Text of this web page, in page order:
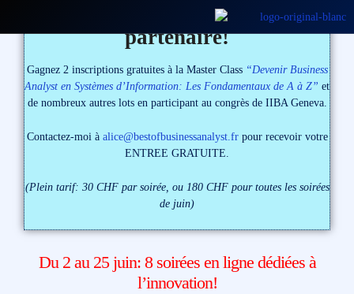
Best Of Business Analyst est
partenaire!
Gagnez 2 inscriptions gratuites à la Master Class “Devenir Business
Analyst en Systèmes d’Information: Les Fondamentaux de A à Z” et
de nombreux autres lots en participant au congrès de IIBA Geneva.
Contactez-moi à alice@bestofbusinessanalyst.frpour recevoir votre
ENTREE GRATUITE.
(Plein tarif: 30 CHF par soirée, ou 180 CHF pour toutes les soirées
de juin)
Du 2 au 25 juin: 8 soirées en ligne dédiées à
l’innovation!